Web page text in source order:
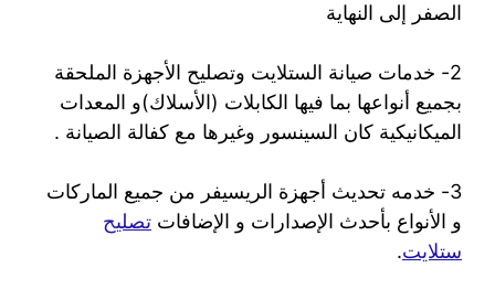
الصفر إلى النهاية
2- خدمات صيانة الستلايت وتصليح الأجهزة الملحقة
بجميع أنواعها بما فيها الكابلات (الأسلاك)و المعدات
الميكانيكية كان السينسور وغيرها مع كفالة الصيانة .
3- خدمه تحديث أجهزة الريسيفر من جميع الماركات
و الأنواع بأحدث الإصدارات و الإضافات تصليح
ستلايت.